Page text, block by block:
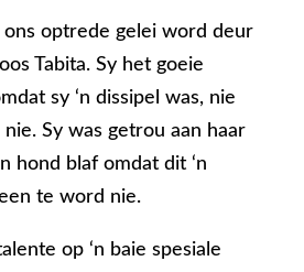
ons optrede gelei word deur
Tabita. Sy het goeie
sy ‘n dissipel was, nie
Sy was getrou aan haar
hond blaf omdat dit ‘n
te word nie.
op ‘n baie spesiale